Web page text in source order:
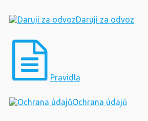
Daruji za odvoz
Pravidla
Ochrana údajů